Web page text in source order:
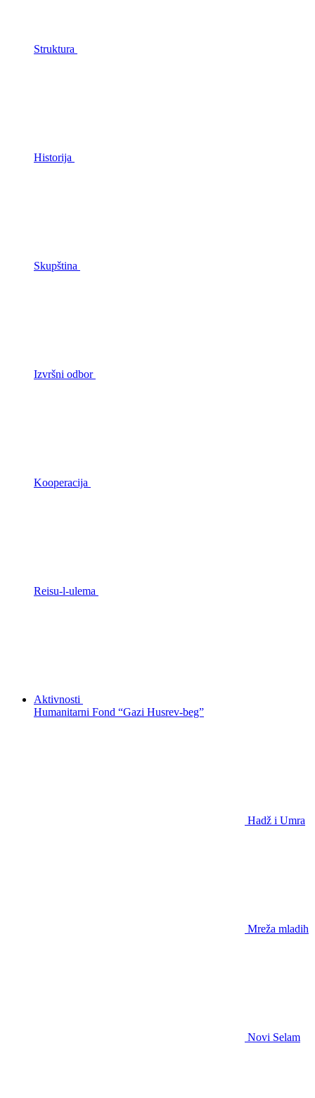
Struktura
Historija
Skupština
Izvršni odbor
Kooperacija
Reisu-l-ulema
Aktivnosti
Humanitarni Fond “Gazi Husrev-beg”
Hadž i Umra
Mreža mladih
Novi Selam